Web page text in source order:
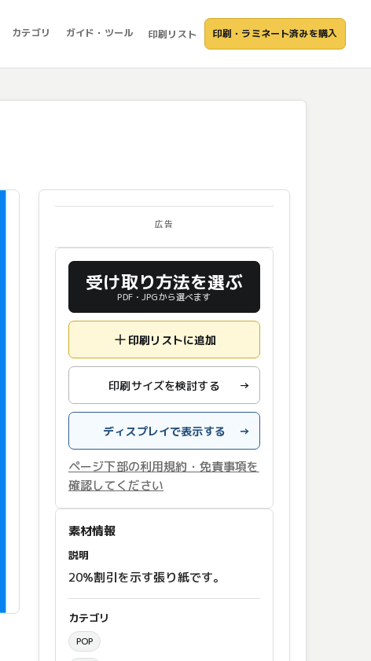
カテゴリ ガイド・ツール 印刷リスト 印刷・ラミネート済みを購入
広告
受け取り方法を選ぶ
PDF・JPGから選べます
印刷リストに追加
印刷サイズを検討する →
ディスプレイで表示する →
ページ下部の利用規約・免責事項を
確認してください
素材情報
説明
20%割引を示す張り紙です。
カテゴリ
POP